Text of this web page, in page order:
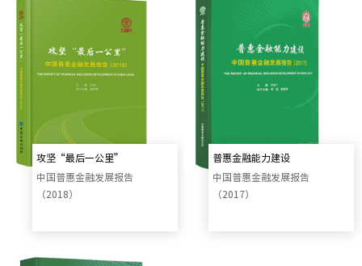
攻坚“最后一公里”
中国普惠金融发展报告
（2018）
普惠金融能力建设
中国普惠金融发展报告
（2017）